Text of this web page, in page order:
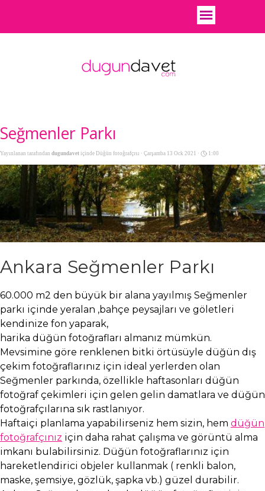
Seğmenler Parkı
Yayınlanan tarafından dugundavet içinde Düğün fotoğrafçısı · Çarşamba 13 Ock 2021 · 1:00
Ankara Seğmenler Parkı
60.000 m2 den büyük bir alana yayılmış Seğmenler
parkı içinde yeralan ,bahçe peysajları ve göletleri
kendinize fon yaparak,
harika düğün fotoğrafları almanız mümkün.
Mevsimine göre renklenen bitki örtüsüyle düğün dış
çekim fotoğraflarınız için ideal yerlerden olan
Seğmenler parkında, özellikle haftasonları düğün
fotoğraf çekimleri için gelen gelin damatlara ve düğün
fotoğrafçılarına sık rastlanıyor.
Haftaiçi planlama yapabilirseniz hem sizin, hem düğün
fotoğrafçınız için daha rahat çalışma ve görüntü alma
imkanı bulabilirsiniz. Düğün fotoğraflarınız için
hareketlendirici objeler kullanmak ( renkli balon,
maske, şemsiye, gözlük, şapka vb.) güzel durabilir.